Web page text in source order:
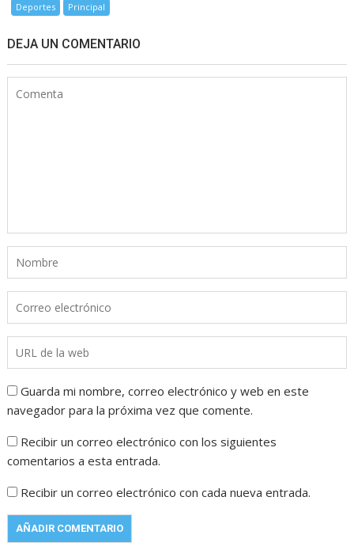
Deportes Principal
DEJA UN COMENTARIO
Guarda mi nombre, correo electrónico y web en este
navegador para la próxima vez que comente.
Recibir un correo electrónico con los siguientes
comentarios a esta entrada.
Recibir un correo electrónico con cada nueva entrada.